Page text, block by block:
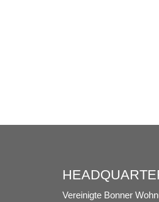
Vereinigte Bonner